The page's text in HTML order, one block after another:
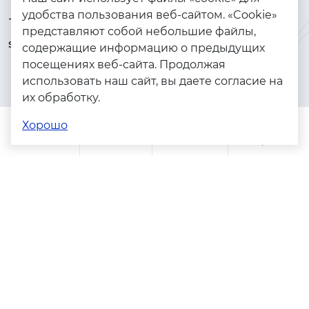
+7 (925) 144-64-73
serebryanyye.grani@mail.ru
Браслеты
Золото
Серебро
Помощь
удобства пользования веб-сайтом. «Cookie»
представляют собой небольшие файлы,
содержащие информацию о предыдущих
посещениях веб-сайта. Продолжая
использовать наш сайт, вы даете согласие на
их обработку.
Хорошо